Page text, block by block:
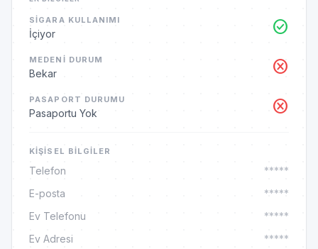
SIGARA KULLANIMI
İçiyor check_circle
MEDENI DURUM
Bekar cancel
PASAPORT DURUMU
Pasaportu Yok cancel
KIŞISEL BILGILER
Telefon
*****
E-posta
*****
Ev Telefonu
*****
Ev Adresi
*****